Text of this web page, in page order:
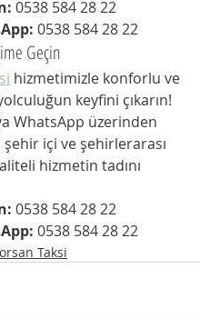
0538 584 28 22
0538 584 28 22
Geçin
hizmetimizle konforlu ve
keyfini çıkarın!
WhatsApp üzerinden
şehir içi ve şehirlerarası
hizmetin tadını
0538 584 28 22
0538 584 28 22
Taksi